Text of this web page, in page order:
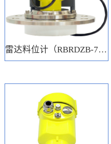
雷达料位计（RBRDZB-71-6-C）